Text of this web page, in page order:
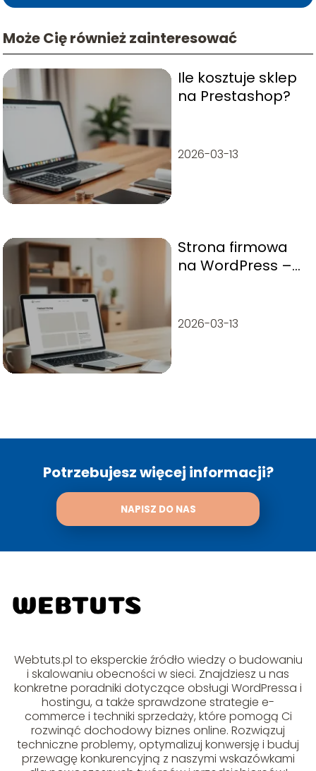
Może Cię również zainteresować
Ile kosztuje sklep
na Prestashop?
2026-03-13
Strona firmowa
na WordPress –
2026-03-13
Potrzebujesz więcej informacji?
NAPISZ DO NAS
Webtuts.pl to eksperckie źródło wiedzy o budowaniu
i skalowaniu obecności w sieci. Znajdziesz u nas
konkretne poradniki dotyczące obsługi WordPressa i
hostingu, a także sprawdzone strategie e-
commerce i techniki sprzedaży, które pomogą Ci
rozwinąć dochodowy biznes online. Rozwiązuj
techniczne problemy, optymalizuj konwersję i buduj
przewagę konkurencyjną z naszymi wskazówkami